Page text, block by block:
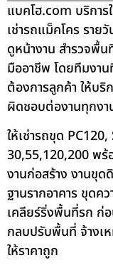
แบคโฮ.com บริการ
เช่ารถแม็คโคร ราย
ดูหน้างาน สำรวจพื้น
มืออาชีพ โดยทีมงาน
ต้องการลูกค้า ให้บริ
ผิดชอบต่องานทุกงา
ให้เช่ารถขุด
30,55,120,200 พร้
งานก่อสร้าง งานขุด
ฐานรากอาคาร ขุดค
เคลียร์ริ่งพื้นที่รก ก่
กลบปรับพื้นที่ จ้างเห
ให้ราคาถูก